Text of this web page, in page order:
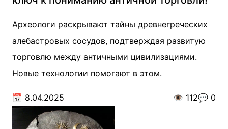
Археологи раскрывают тайны древнегреческих
алебастровых сосудов, подтверждая развитую
торговлю между античными цивилизациями.
Новые технологии помогают в этом.
📅 8.04.2025 👁️ 112💬 0